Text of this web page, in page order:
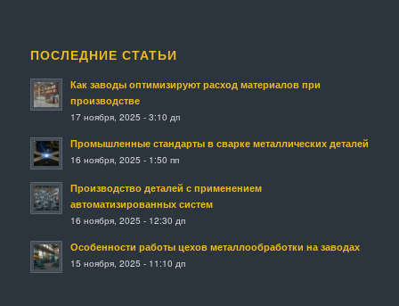
ПОСЛЕДНИЕ СТАТЬИ
Как заводы оптимизируют расход материалов при
производстве
17 ноября, 2025 - 3:10 дп
Промышленные стандарты в сварке металлических деталей
16 ноября, 2025 - 1:50 пп
Производство деталей с применением
автоматизированных систем
16 ноября, 2025 - 12:30 дп
Особенности работы цехов металлообработки на заводах
15 ноября, 2025 - 11:10 дп